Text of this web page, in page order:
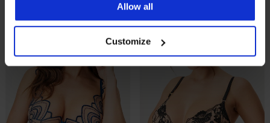
Allow all
Customize